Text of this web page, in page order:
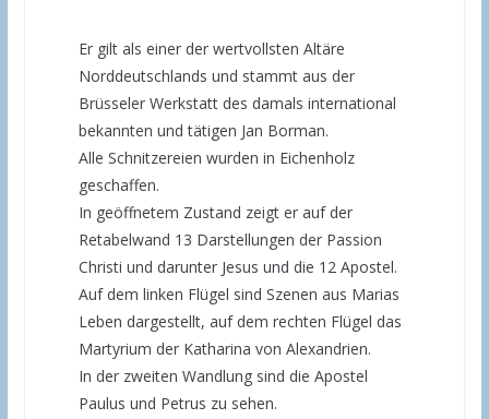
Er gilt als einer der wertvollsten Altäre
Norddeutschlands und stammt aus der
Brüsseler Werkstatt des damals international
bekannten und tätigen Jan Borman.
Alle Schnitzereien wurden in Eichenholz
geschaffen.
In geöffnetem Zustand zeigt er auf der
Retabelwand 13 Darstellungen der Passion
Christi und darunter Jesus und die 12 Apostel.
Auf dem linken Flügel sind Szenen aus Marias
Leben dargestellt, auf dem rechten Flügel das
Martyrium der Katharina von Alexandrien.
In der zweiten Wandlung sind die Apostel
Paulus und Petrus zu sehen.